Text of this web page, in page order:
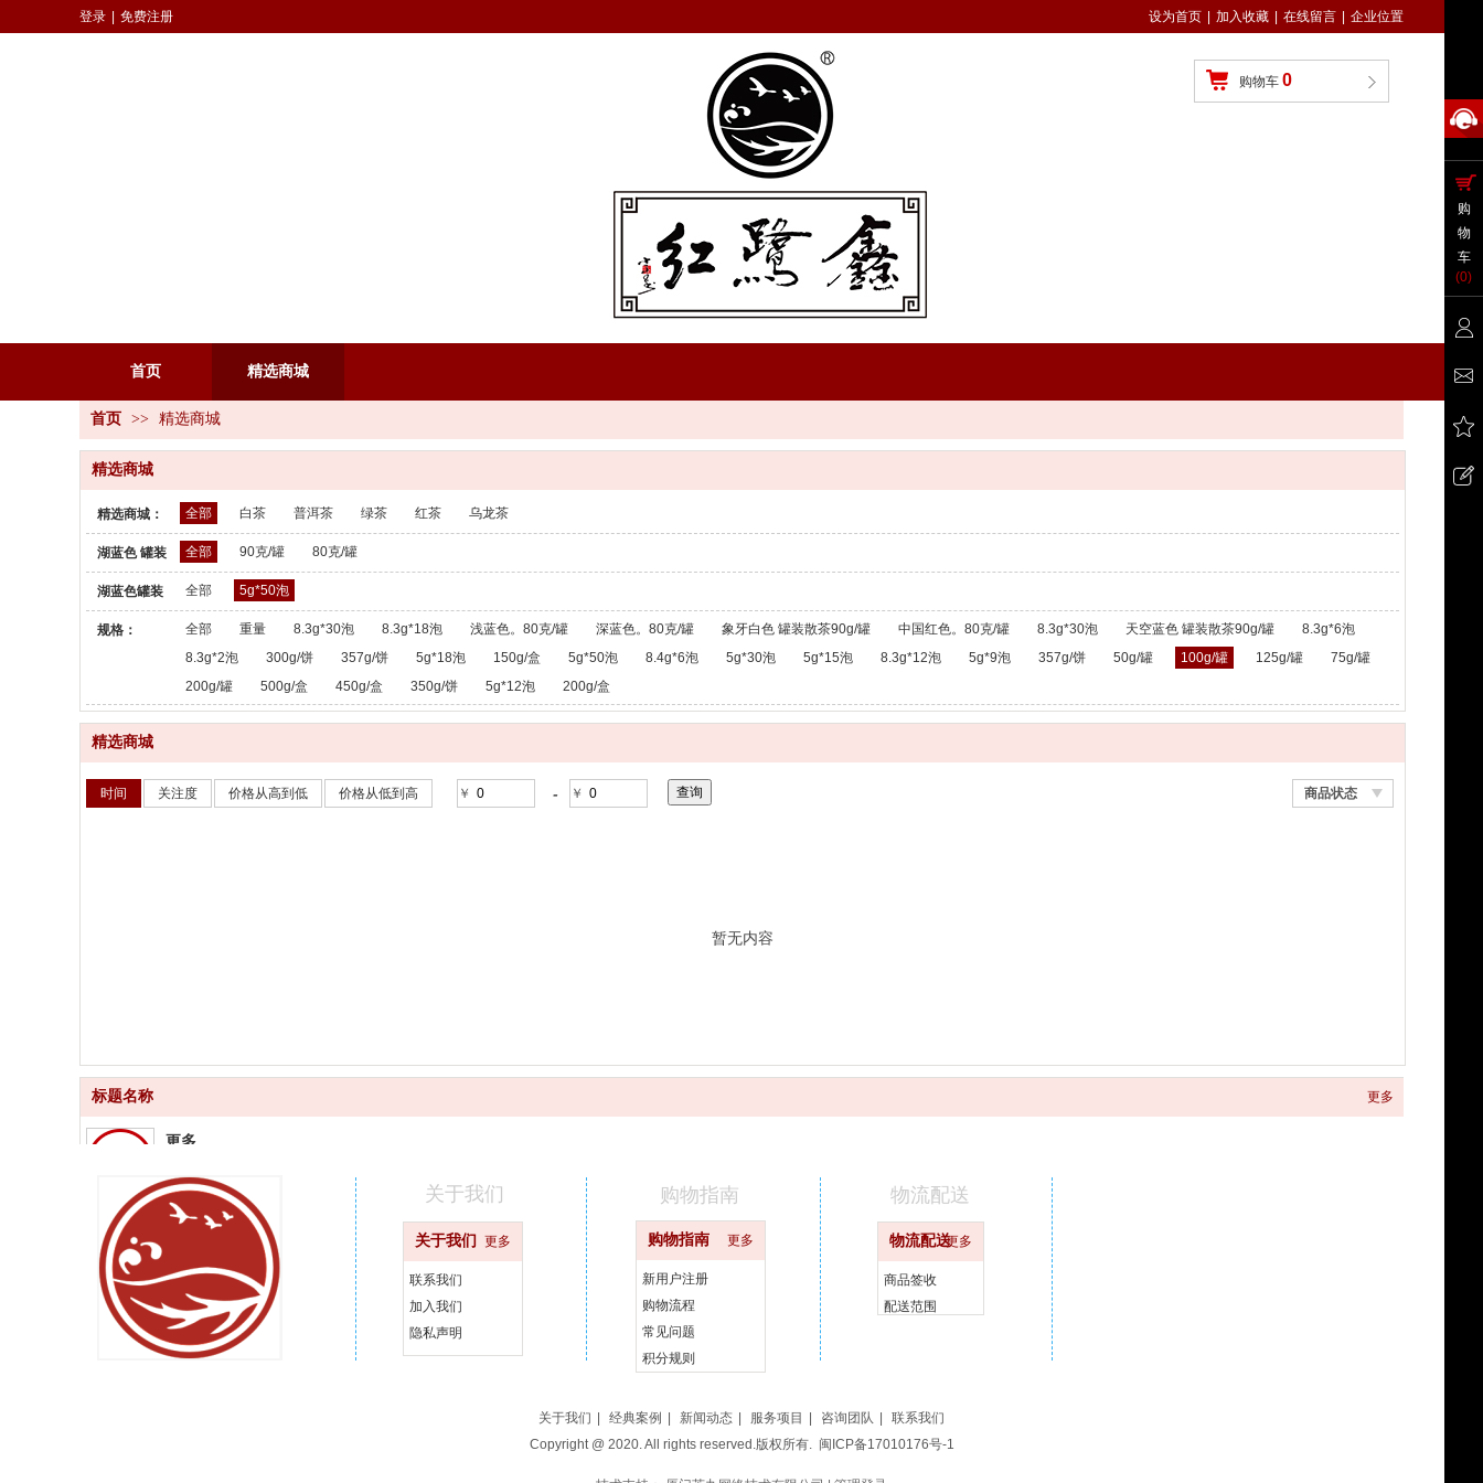
购物车 0
登录 免费注册 设为首页 加入收藏 在线留言 企业位置
首页 精选商城
首页 >> 精选商城
精选商城
精选商城： 全部 白茶 普洱茶 绿茶 红茶 乌龙茶
湖蓝色 罐装
散茶：
全部 90克/罐 80克/罐
湖蓝色罐装
散茶：
全部 5g*50泡
规格： 全部 重量 8.3g*30泡 8.3g*18泡 浅蓝色。80克/罐 深蓝色。80克/罐 象牙白色 罐装散茶90g/罐 中国红色。80克/罐 8.3g*30泡 天空蓝色 罐装散茶90g/罐
8.3g*6泡
8.3g*2泡
300g/饼 357g/饼 5g*18泡 150g/盒 5g*50泡 8.4g*6泡 5g*30泡 5g*15泡 8.3g*12泡 5g*9泡 357g/饼 50g/罐 100g/罐 125g/罐
75g/罐
200g/罐
500g/盒 450g/盒 350g/饼 5g*12泡 200g/盒
精选商城
商品状态
时间 关注度 价格从高到低 价格从低到高 ￥ - ￥
暂无内容
标题名称 更多
更多
更快
更好
汇聚品牌
关于我们 更多
联系我们
加入我们
隐私声明
购物指南 更多
新用户注册
购物流程
常见问题
积分规则
物流配送更多
商品签收
配送范围
关于我们 购物指南 物流配送
关于我们 经典案例 新闻动态 服务项目 咨询团队
联系我们
Copyright @ 2020. All rights reserved.版权所有. 闽ICP备17010176号-1
购
物
车
(0)